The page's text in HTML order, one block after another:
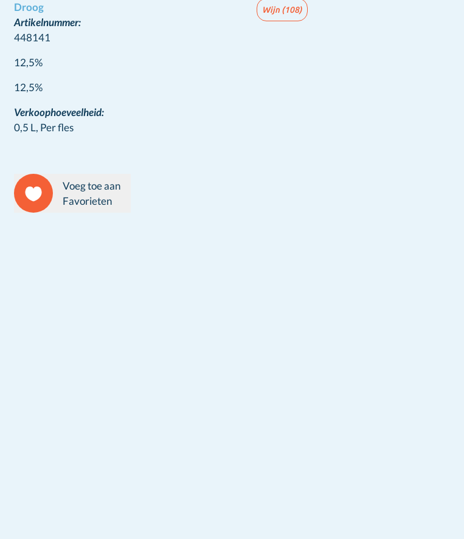
Droog
Artikelnummer:
448141
12,5%
Wine info
12,5%
Verkoophoeveelheid:
0,5 L, Per fles
Voeg toe aan
Favorieten
Wijn (108)